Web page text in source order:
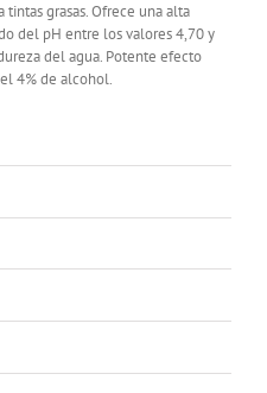
grasas. Ofrece una alta
del pH entre los valores 4,70 y
del agua. Potente efecto
4% de alcohol.